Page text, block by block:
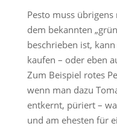
Pesto muss
dem bekannten
beschrieben ist,
kaufen – oder eben
Zum Beispiel rotes
wenn man dazu
entkernt, püriert –
und am ehesten für